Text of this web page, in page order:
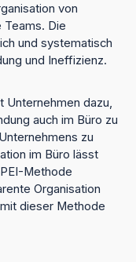
von
Die
und systematisch
und Ineffizienz.
dazu,
auch im Büro zu
zu
im Büro lässt
Methode
Organisation
dieser Methode